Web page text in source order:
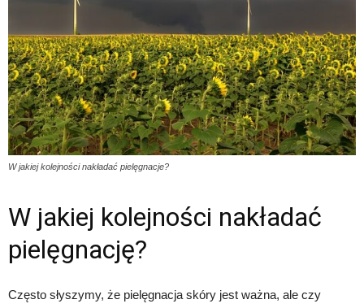
W jakiej kolejności nakładać pielęgnacje?
W jakiej kolejności nakładać
pielęgnację?
Często słyszymy, że pielęgnacja skóry jest ważna, ale czy